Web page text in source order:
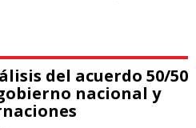
del acuerdo 50/50
nacional y